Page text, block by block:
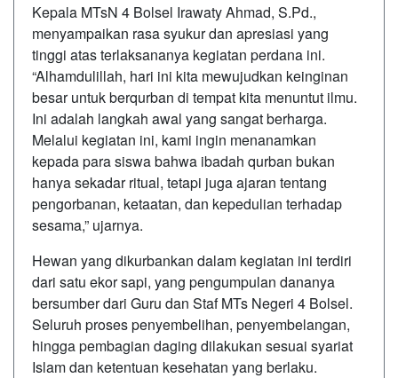
Kepala MTsN 4 Bolsel Irawaty Ahmad, S.Pd.,
menyampaikan rasa syukur dan apresiasi yang
tinggi atas terlaksananya kegiatan perdana ini.
“Alhamdulillah, hari ini kita mewujudkan keinginan
besar untuk berqurban di tempat kita menuntut ilmu.
Ini adalah langkah awal yang sangat berharga.
Melalui kegiatan ini, kami ingin menanamkan
kepada para siswa bahwa ibadah qurban bukan
hanya sekadar ritual, tetapi juga ajaran tentang
pengorbanan, ketaatan, dan kepedulian terhadap
sesama,” ujarnya.
Hewan yang dikurbankan dalam kegiatan ini terdiri
dari satu ekor sapi, yang pengumpulan dananya
bersumber dari Guru dan Staf MTs Negeri 4 Bolsel.
Seluruh proses penyembelihan, penyembelangan,
hingga pembagian daging dilakukan sesuai syariat
Islam dan ketentuan kesehatan yang berlaku.